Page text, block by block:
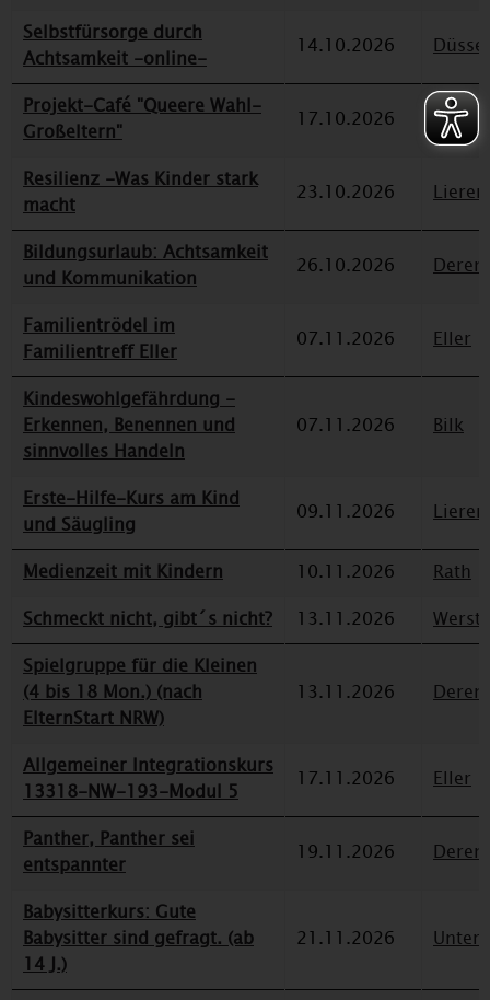
Selbstfürsorge durch
Achtsamkeit -online-
14.10.2026
Projekt-Café "Queere Wahl-
Großeltern"
17.10.2026 Eller
Resilienz -Was Kinder stark
macht
23.10.2026
Bildungsurlaub: Achtsamkeit
und Kommunikation
26.10.2026
Familientrödel im
Familientreff Eller
07.11.2026 Eller
Kindeswohlgefährdung -
Erkennen, Benennen und
sinnvolles Handeln
07.11.2026 Bilk
Erste-Hilfe-Kurs am Kind
und Säugling
09.11.2026
Medienzeit mit Kindern 10.11.2026
Rath
Schmeckt nicht, gibt´s nicht?
13.11.2026
Spielgruppe für die Kleinen
(4 bis 18 Mon.) (nach
ElternStart NRW)
13.11.2026
Allgemeiner Integrationskurs
13318-NW-193-Modul 5
17.11.2026 Eller
Panther, Panther sei
entspannter
19.11.2026
Babysitterkurs: Gute
Babysitter sind gefragt. (ab
14 J.)
21.11.2026